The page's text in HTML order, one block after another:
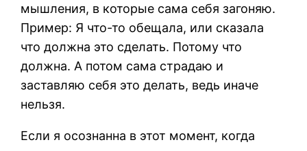
мышления, в которые сама себя загоняю.
Пример: Я что-то обещала, или сказала
что должна это сделать. Потому что
должна. А потом сама страдаю и
заставляю себя это делать, ведь иначе
нельзя.
Если я осознанна в этот момент, когда